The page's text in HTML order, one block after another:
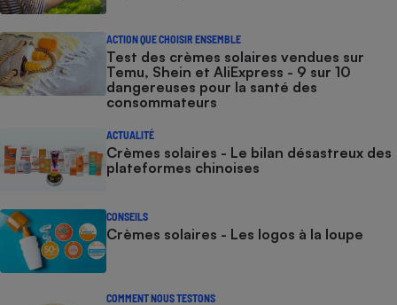
ACTION QUE CHOISIR ENSEMBLE
Test des crèmes solaires vendues sur
Temu, Shein et AliExpress - 9 sur 10
dangereuses pour la santé des
consommateurs
ACTUALITÉ
Crèmes solaires - Le bilan désastreux des
plateformes chinoises
CONSEILS
Crèmes solaires - Les logos à la loupe
COMMENT NOUS TESTONS